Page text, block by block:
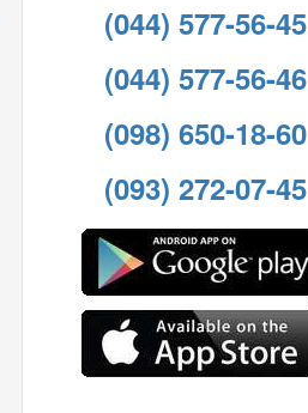
(044) 577-56-45
(044) 577-56-46
(098) 650-18-60
(093) 272-07-45